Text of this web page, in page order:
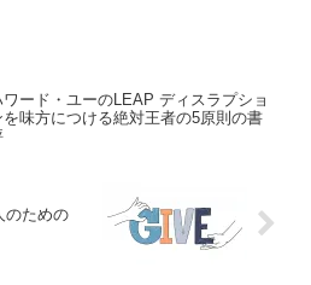
ワード・ユーのLEAP ディスラプショ
を味方につける絶対王者の5原則の書
のための